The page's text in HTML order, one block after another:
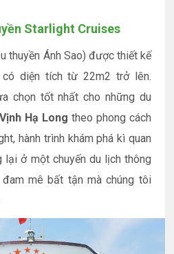
Starlight Cruises
thuyền Ánh Sao) được thiết kế
diện tích từ 22m2 trở lên.
chọn tốt nhất cho những du
Vịnh Hạ Long theo phong cách
hành trình khám phá kì quan
lại ở một chuyến du lịch thông
mê bất tận mà chúng tôi